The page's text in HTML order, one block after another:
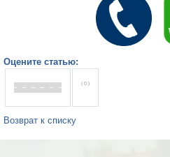
Оцените статью:
( 0 )
Возврат к списку